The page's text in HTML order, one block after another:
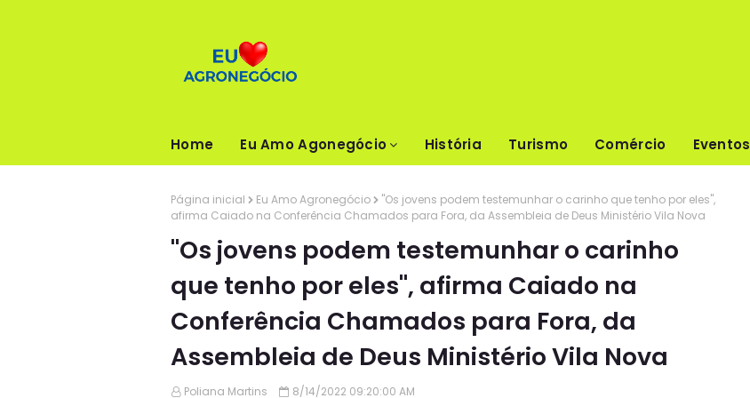
Home Eu Amo Agonegócio História Turismo Comércio Eventos
Página inicial Eu Amo Agronegócio
"Os jovens podem testemunhar o carinho que tenho por eles",
afirma Caiado na Conferência Chamados para Fora, da Assembleia de Deus Ministério Vila Nova
"Os jovens podem testemunhar o carinho
que tenho por eles", afirma Caiado na
Conferência Chamados para Fora, da
Assembleia de Deus Ministério Vila Nova
Poliana Martins 8/14/2022 09:20:00 AM